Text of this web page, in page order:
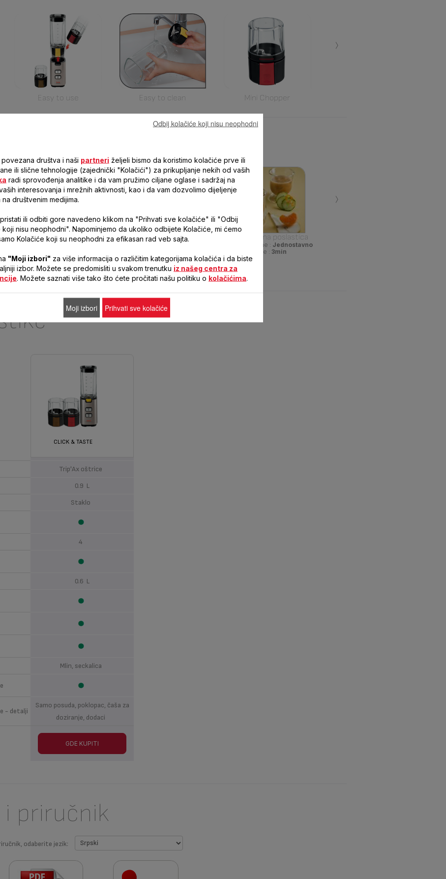
Easy to use Easy to clean Mini Chopper
›
Tonik koktel
Težina pripreme :
Veoma
Vreme : 2min
Koktel sa jogurtom i
Vreme :3min
Slatka voćna poslastica
Težina pripreme : Jednostavno
Vreme : 3min
›
CLICK & TASTE
Trip'Ax oštrice
0.9 L
Staklo
4
0.6 L
Mlin, seckalica
- detalji
Samo posuda, poklopac, čaša za
doziranje, dodaci
GDE KUPITI
priručnik
odaberite jezik:
povezana društva i naši partneri željeli bismo da koristimo kolačiće prve ili
ili slične tehnologije (zajednički "Kolačići") za prikupljanje nekih od vaših
radi sprovođenja analitike i da vam pružimo ciljane oglase i sadržaj na
interesovanja i mrežnih aktivnosti, kao i da vam dozvolimo dijeljenje
društvenim medijima.
ili odbiti gore navedeno klikom na "Prihvati sve kolačiće" ili "Odbij
nisu neophodni". Napominjemo da ukoliko odbijete Kolačiće, mi ćemo
Kolačiće koji su neophodni za efikasan rad veb sajta.
"Moji izbori" za više informacija o različitim kategorijama kolačića i da biste
izbor. Možete se predomisliti u svakom trenutku iz našeg centra za
. Možete saznati više tako što ćete pročitati našu politiku o kolačićima.
Odbij kolačiće koji nisu neophodni
Moji izbori Prihvati sve kolačiće